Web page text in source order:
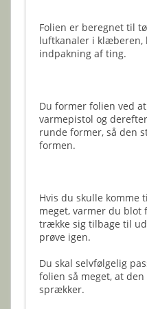
Folien er beregnet til
luftkanaler i klæberen,
indpakning af ting.
Du former folien ved
varmepistol og
runde former, så den
formen.
Hvis du skulle
meget, varmer du blot
trække sig tilbage til
prøve igen.
Du skal selvfølgelig
folien så meget, at
sprækker.